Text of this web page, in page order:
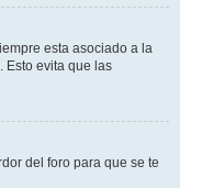
esta asociado a la
Esto evita que las
del foro para que se te